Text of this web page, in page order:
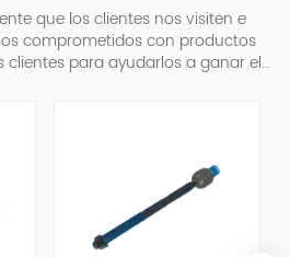
que los clientes nos visiten e
comprometidos con productos
clientes para ayudarlos a ganar el